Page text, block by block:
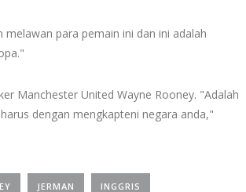
para pemain ini dan ini adalah
Manchester United Wayne Rooney. "Adalah
dengan mengkapteni negara anda,"
JERMAN INGGRIS